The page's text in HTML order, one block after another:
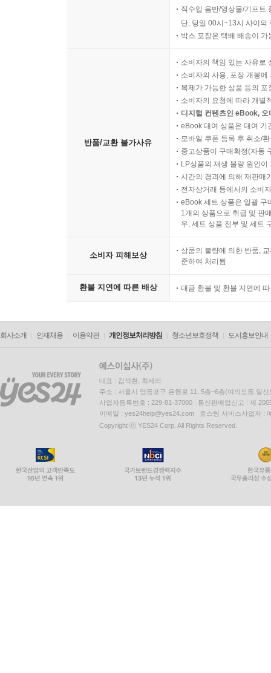
직수입 음반/영상물/기프트
단, 당일 00시~13시 사이의
박스 포장은 택배 배송이
반품/교환 불가사유
소비자의 책임 있는 사유로
소비자의 사용, 포장 개봉
복제가 가능한 상품 등의
소비자의 요청에 따라 개별
디지털 컨텐츠인 eBook,
eBook 대여 상품은 대여 기
모바일 쿠폰 등록 후 취소/
중고상품이 구매확정(자동
LP상품의 재생 불량 원인
시간의 경과에 의해 재판매
전자상거래 등에서의 소비
eBook 세트 상품은 일괄 구
1개의 상품으로 취급 및 판
우, 세트 상품 전부 및 세트
소비자 피해보상
상품의 불량에 의한 반품,
준하여 처리됨
환불 지연에 따른 배상 대금 환불 및 환불 지연에
회사소개 인재채용 이용약관 개인정보처리방침 청소년보호정책 도서홍보안내
대표 : 김석환, 최세라
주소 : 서울시 영등포구 은행로 11, 5층~6층(여의도동,일신
사업자등록번호 : 229-81-37000 통신판매업신고 : 제
이메일 : yes24help@yes24.com 호스팅 서비스사업자 :
Copyright ⓒ YES24 Corp. All Rights Reserved.